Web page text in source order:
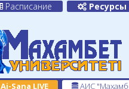
Расписание Ресурсы
Ai-Sana LIVE АИС